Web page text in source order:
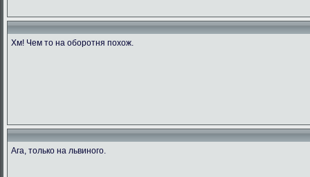
Хм! Чем то на оборотня похож.
Ага, только на львиного.